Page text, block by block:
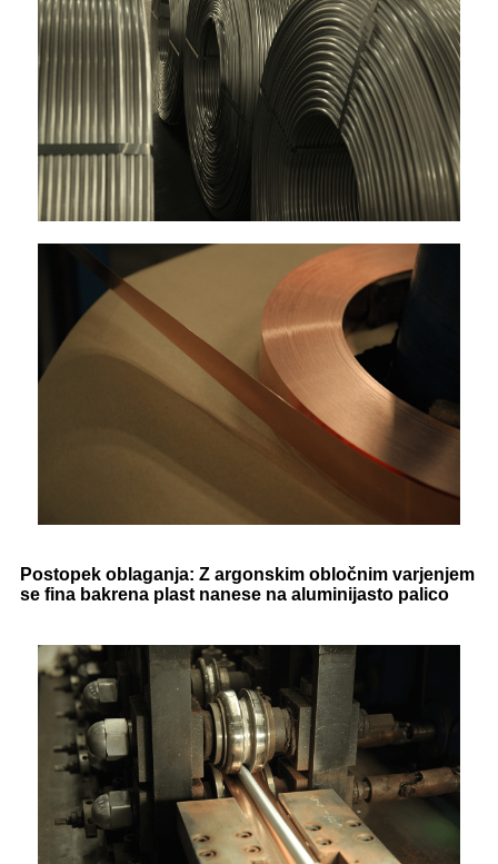
Postopek oblaganja: Z argonskim obločnim varjenjem
se fina bakrena plast nanese na aluminijasto palico